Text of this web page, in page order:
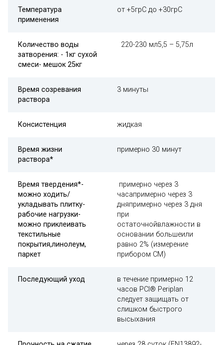
Температура
применения
от +5грC до +30грC
Количество воды
затворения: - 1кг сухой
смеси- мешок 25кг
220-230 мл5,5 – 5,75л
Время созревания
раствора
3 минуты
Консистенция жидкая
Время жизни
раствора*
примерно 30 минут
Время твердения*-
можно ходить/
укладывать плитку-
рабочие нагрузки-
можно приклеивать
текстильные
покрытия,линолеум,
паркет
примерно через 3
часапримерно через 3
дняпримерно через 3 дня
при
остаточнойвлажности в
основании большеили
равно 2% (измерение
прибором CM)
Последующий уход
в течение примерно 12
часов PCI® Periplan
следует защищать от
слишком быстрого
высыхания